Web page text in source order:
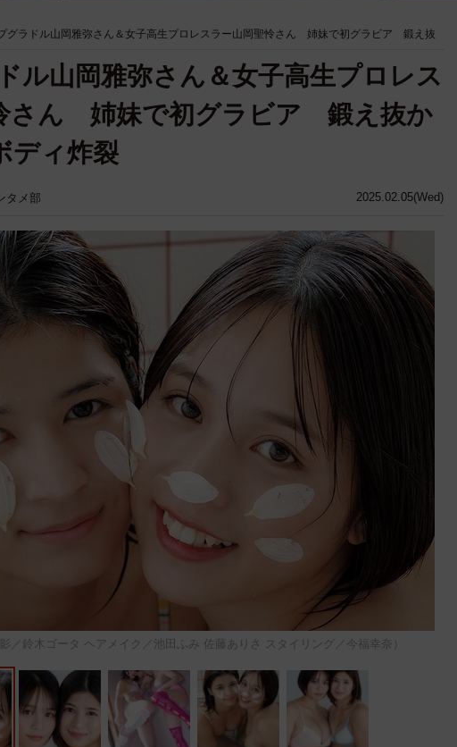
グラドル山岡雅弥さん＆女子高生プロレスラー山岡聖怜さん 姉妹で初グラビア 鍛え抜
2025.02.05(Wed)
ル山岡雅弥さん＆女子高生プロレス
さん 姉妹で初グラビア 鍛え抜か
ディ炸裂
タメ部
／鈴木ゴータ ヘアメイク／池田ふみ 佐藤ありさ スタイリング／今福幸奈）